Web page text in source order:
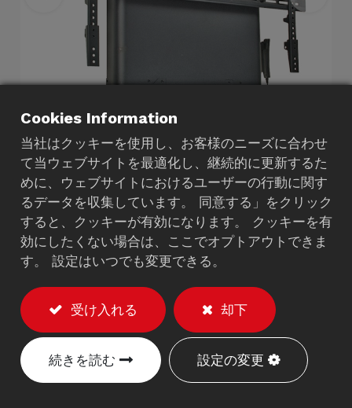
電動テレビ壁掛け金具
8940B
説明
耐荷重：最大100kg。
低プロファイルはテレビを壁に近づけます。
リモコンと安全センサーによる電動高さ調整。
最大VESA 800x600mmに対応しています。
Cookies Information
当社はクッキーを使用し、お客様のニーズに合わせ
て当ウェブサイトを最適化し、継続的に更新するた
めに、ウェブサイトにおけるユーザーの行動に関す
るデータを収集しています。 同意する」をクリック
すると、クッキーが有効になります。 クッキーを有
効にしたくない場合は、ここでオプトアウトできま
す。 設定はいつでも変更できる。
受け入れる 却下
続きを読む 設定の変更